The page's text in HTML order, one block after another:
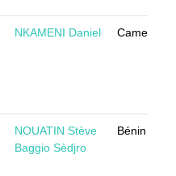
NKAMENI Daniel Cameroun
NOUATIN Stève
Baggio Sèdjro
Bénin